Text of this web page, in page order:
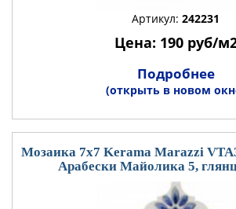
Артикул: 242231
Цена: 190 руб/
Подробнее
(открыть в новом
Мозаика 7x7 Kerama Marazzi
Арабески Майолика 5,